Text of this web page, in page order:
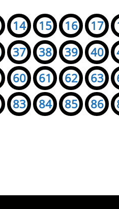
14 15 16 17
37 38 39 40
60 61 62 63
83 84 85 86